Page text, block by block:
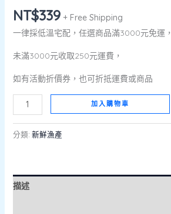
NT$339 + Free Shipping
一律採低溫宅配，任選商品滿3000元免運，
未滿3000元收取250元運費，
如有活動折價券，也可折抵運費或商品
加入購物車
分類: 新鮮漁產
描述